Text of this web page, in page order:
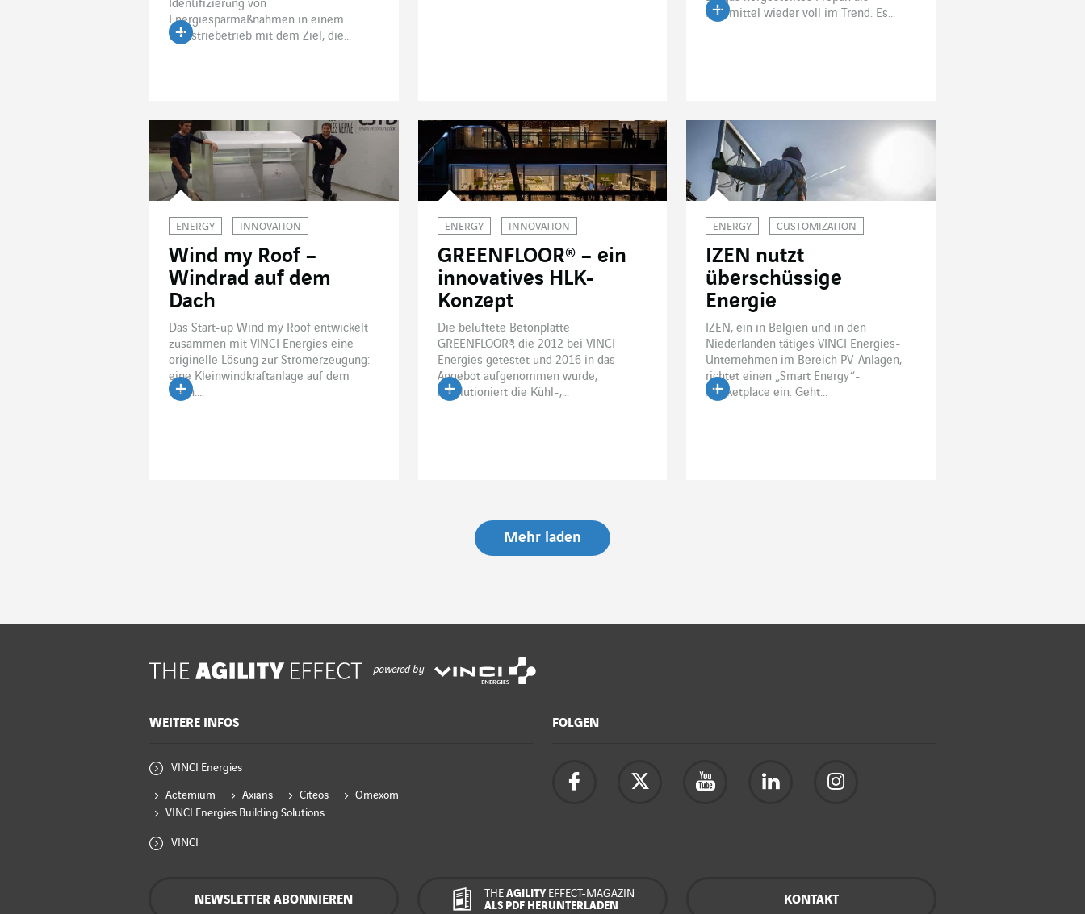
Identifizierung von
Energiesparmaßnahmen in einem
Industriebetrieb mit dem Ziel, die...
Kühlmittel wieder voll im Trend. Es...
ENERGY INNOVATION
Wind my Roof –
Windrad auf dem
Dach
Das Start-up Wind my Roof entwickelt
zusammen mit VINCI Energies eine
originelle Lösung zur Stromerzeugung:
eine Kleinwindkraftanlage auf dem
Dach....
ENERGY INNOVATION
GREENFLOOR® – ein
innovatives HLK-
Konzept
Die belüftete Betonplatte
GREENFLOOR®, die 2012 bei VINCI
Energies getestet und 2016 in das
Angebot aufgenommen wurde,
revolutioniert die Kühl-,...
ENERGY CUSTOMIZATION
IZEN nutzt
überschüssige
Energie
IZEN, ein in Belgien und in den
Niederlanden tätiges VINCI Energies-
Unternehmen im Bereich PV-Anlagen,
richtet einen „Smart Energy“-
Marketplace ein. Geht...
Mehr laden
powered by
WEITERE INFOS
VINCI Energies
Actemium Axians Citeos
Omexom
VINCI Energies Building Solutions
VINCI
FOLGEN
NEWSLETTER ABONNIEREN THEAGILITY EFFECT-MAGAZIN
ALS PDF HERUNTERLADEN
KONTAKT